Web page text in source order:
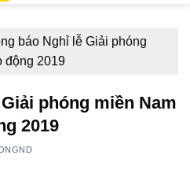
báo Nghỉ lễ Giải phóng
động 2019
phóng miền Nam
2019